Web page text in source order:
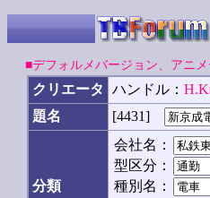
■デフォルメバージョン、アニ
クリエータ ハンドル：
題名
[4431]
分類
会社名：
型区分：
種別名：